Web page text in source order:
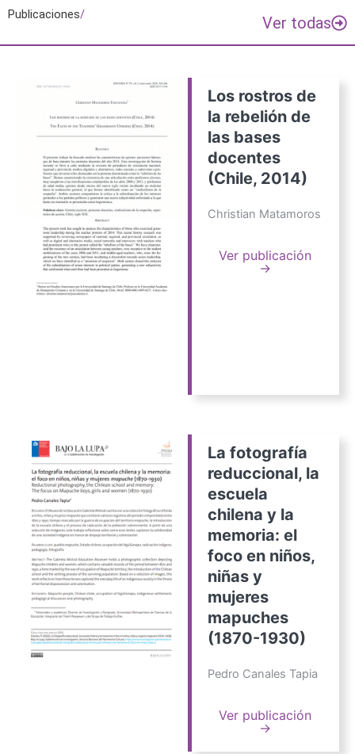
Publicaciones/ Ver todas
Los rostros de
la rebelión de
las bases
docentes
(Chile, 2014)
Christian Matamoros
Ver publicación
→
La fotografía
reduccional, la
escuela
chilena y la
memoria: el
foco en niños,
niñas y
mujeres
mapuches
(1870-1930)
Pedro Canales Tapia
Ver publicación
→